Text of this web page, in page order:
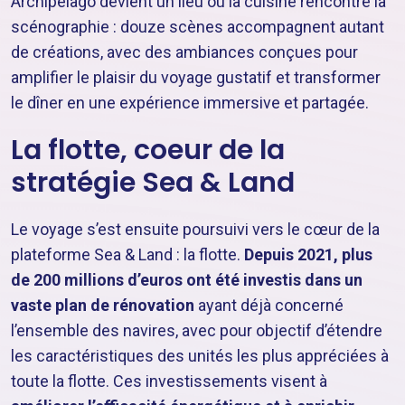
scénographie : douze scènes accompagnent autant
de créations, avec des ambiances conçues pour
amplifier le plaisir du voyage gustatif et transformer
le dîner en une expérience immersive et partagée.
La flotte, coeur de la
stratégie Sea & Land
Le voyage s’est ensuite poursuivi vers le cœur de la
plateforme Sea & Land : la flotte. Depuis 2021, plus
de 200 millions d’euros ont été investis dans un
vaste plan de rénovation ayant déjà concerné
l’ensemble des navires, avec pour objectif d’étendre
les caractéristiques des unités les plus appréciées à
toute la flotte. Ces investissements visent à